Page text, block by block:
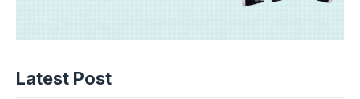
Latest Post